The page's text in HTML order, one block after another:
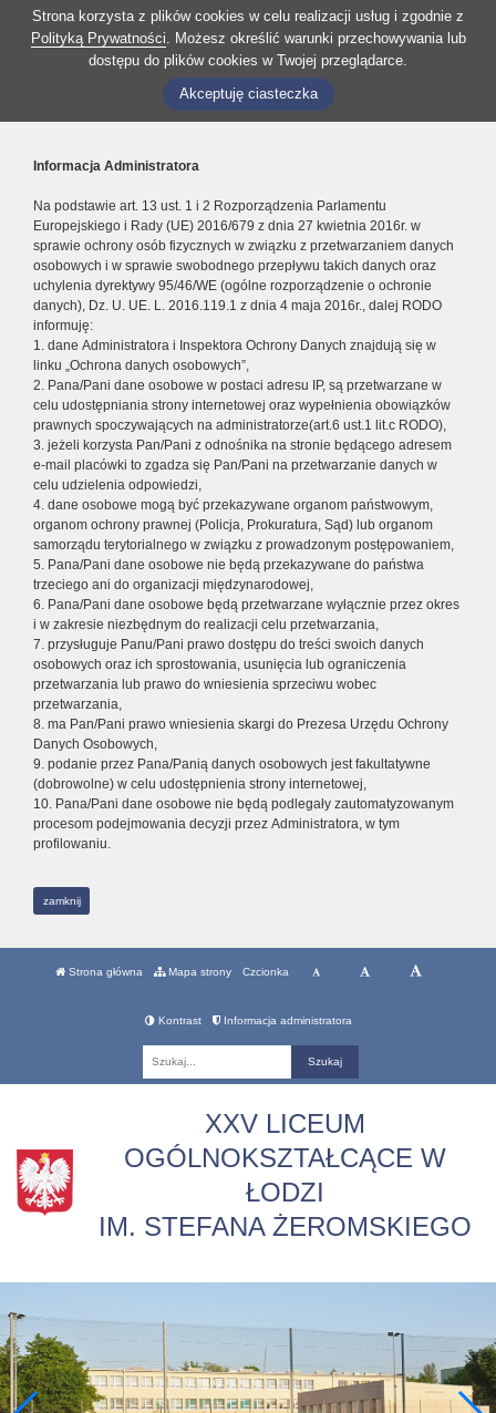
Strona korzysta z plików cookies w celu realizacji usług i zgodnie z
Polityką Prywatności. Możesz określić warunki przechowywania lub
dostępu do plików cookies w Twojej przeglądarce.
Akceptuję ciasteczka
Informacja Administratora
Na podstawie art. 13 ust. 1 i 2 Rozporządzenia Parlamentu
Europejskiego i Rady (UE) 2016/679 z dnia 27 kwietnia 2016r. w
sprawie ochrony osób fizycznych w związku z przetwarzaniem danych
osobowych i w sprawie swobodnego przepływu takich danych oraz
uchylenia dyrektywy 95/46/WE (ogólne rozporządzenie o ochronie
danych), Dz. U. UE. L. 2016.119.1 z dnia 4 maja 2016r., dalej RODO
informuję:
1. dane Administratora i Inspektora Ochrony Danych znajdują się w
linku „Ochrona danych osobowych”,
2. Pana/Pani dane osobowe w postaci adresu IP, są przetwarzane w
celu udostępniania strony internetowej oraz wypełnienia obowiązków
prawnych spoczywających na administratorze(art.6 ust.1 lit.c RODO),
3. jeżeli korzysta Pan/Pani z odnośnika na stronie będącego adresem
e-mail placówki to zgadza się Pan/Pani na przetwarzanie danych w
celu udzielenia odpowiedzi,
4. dane osobowe mogą być przekazywane organom państwowym,
organom ochrony prawnej (Policja, Prokuratura, Sąd) lub organom
samorządu terytorialnego w związku z prowadzonym postępowaniem,
5. Pana/Pani dane osobowe nie będą przekazywane do państwa
trzeciego ani do organizacji międzynarodowej,
6. Pana/Pani dane osobowe będą przetwarzane wyłącznie przez okres
i w zakresie niezbędnym do realizacji celu przetwarzania,
7. przysługuje Panu/Pani prawo dostępu do treści swoich danych
osobowych oraz ich sprostowania, usunięcia lub ograniczenia
przetwarzania lub prawo do wniesienia sprzeciwu wobec
przetwarzania,
8. ma Pan/Pani prawo wniesienia skargi do Prezesa Urzędu Ochrony
Danych Osobowych,
9. podanie przez Pana/Panią danych osobowych jest fakultatywne
(dobrowolne) w celu udostępnienia strony internetowej,
10. Pana/Pani dane osobowe nie będą podlegały zautomatyzowanym
procesom podejmowania decyzji przez Administratora, w tym
profilowaniu.
zamknij
Strona główna Mapa strony Czcionka
Kontrast Informacja administratora
XXV LICEUM
OGÓLNOKSZTAŁCĄCE W
ŁODZI
IM. STEFANA ŻEROMSKIEGO